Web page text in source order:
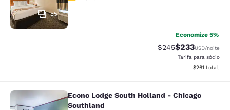
55
Economize 5%
Tarifa anterior
$245Tarifa com
$233USD/noite
Tarifa para sócio
Exibir
$261 total
Econo Lodge South Holland -
Econo Lodge South Holland - Chicago
Southland